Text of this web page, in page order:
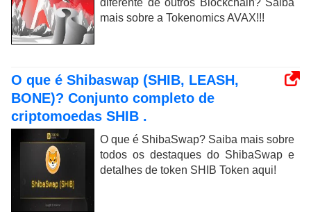
diferente de outros Blockchain? Saiba
mais sobre a Tokenomics AVAX!!!
O que é Shibaswap (SHIB, LEASH,
BONE)? Conjunto completo de
criptomoedas SHIB .
O que é ShibaSwap? Saiba mais sobre
todos os destaques do ShibaSwap e
detalhes de token SHIB Token aqui!